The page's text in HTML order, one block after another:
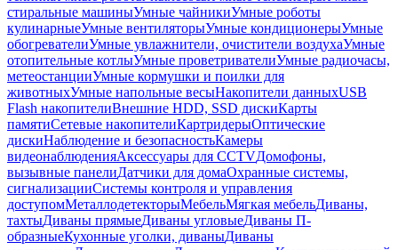
стиральные машиныУмные чайникиУмные роботы
кулинарныеУмные вентиляторыУмные кондиционерыУмные
обогревателиУмные увлажнители, очистители воздухаУмные
отопительные котлыУмные проветривателиУмные радиочасы,
метеостанцииУмные кормушки и поилки для
животныхУмные напольные весыНакопители данныхUSB
Flash накопителиВнешние HDD, SSD дискиКарты
памятиСетевые накопителиКартридерыОптические
дискиНаблюдение и безопасностьКамеры
видеонаблюденияАксессуары для CCTVДомофоны,
вызывные панелиДатчики для домаОхранные системы,
сигнализацииСистемы контроля и управления
доступомМеталлодетекторыМебельМягкая мебельДиваны,
тахтыДиваны прямыеДиваны угловыеДиваны П-
образныеКухонные уголки, диваныДиваны